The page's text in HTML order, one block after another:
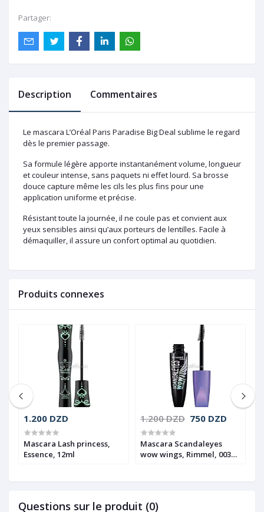
Partager:
Description Commentaires
Le mascara L’Oréal Paris Paradise Big Deal sublime le regard
dès le premier passage.
Sa formule légère apporte instantanément volume, longueur
et couleur intense, sans paquets ni effet lourd. Sa brosse
douce capture même les cils les plus fins pour une
application uniforme et précise.
Résistant toute la journée, il ne coule pas et convient aux
yeux sensibles ainsi qu’aux porteurs de lentilles. Facile à
démaquiller, il assure un confort optimal au quotidien.
Produits connexes
1.200 DZD
Mascara Lash princess,
Essence, 12ml
1.200 DZD 750 DZD
Mascara Scandaleyes
wow wings, Rimmel, 003
Questions sur le produit (0)